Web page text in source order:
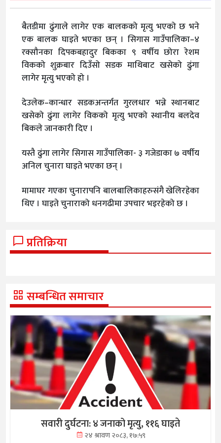
बैतडीमा ढुंगाले लागेर एक बालकको मृत्यु भएको छ भने
एक बालक घाइते भएका छन् । सिगास गाउँपालिका–४
रक्सौनका दिपकबहादुर बिकका ९ वर्षीय छोरा रेशम
विकको शुक्रबार दिउँसो सडक माथिबाट खसेको ढुंगा
लागेर मृत्यु भएको हो ।
देउलेक–कान्धार सडकअन्तर्गत गुरलधार भन्ने स्थानबाट
खसेको ढुंगा लागेर विकको मृत्यु भएको स्थानीय बलदेव
बिकले जानकारी दिए ।
यस्तै ढुंगा लागेर सिगास गाउँपालिका- ३ गजेडाका ७ वर्षीय
अनिल चुनारा घाइते भएका छन् ।
मामाघर गएका चुनारापनि बालबालिकाहरुसंगै खेलिरहेका
थिए । घाइते चुनाराको धनगढीमा उपचार भइरहेको छ ।
प्रतिक्रिया
सम्बन्धित समाचार
सवारी दुर्घटना: ४ जनाको मृत्यु, ११६ घाइते
२४ श्रावण २०८३, १७:५९